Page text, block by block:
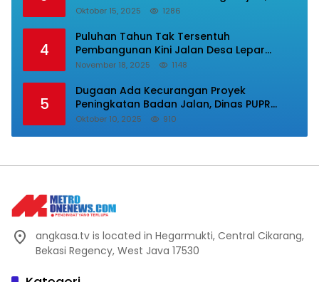
Masyarakat Mnta Presiden Prabowo Beri
Oktober 15, 2025 1286
4
Puluhan Tahun Tak Tersentuh
Pembangunan Kini Jalan Desa Lepar
Samura Mulus, Masyarakat Sampaikan
November 18, 2025 1148
5
Dugaan Ada Kecurangan Proyek
Peningkatan Badan Jalan, Dinas PUPR
Labura Diadukan Ke Kejatisu.
Oktober 10, 2025 910
angkasa.tv is located in Hegarmukti, Central Cikarang,
Bekasi Regency, West Java 17530